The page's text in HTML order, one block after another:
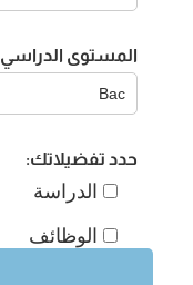
المستوى الدراسي
حدد تفضيلاتك:
الدراسة
الوظائف